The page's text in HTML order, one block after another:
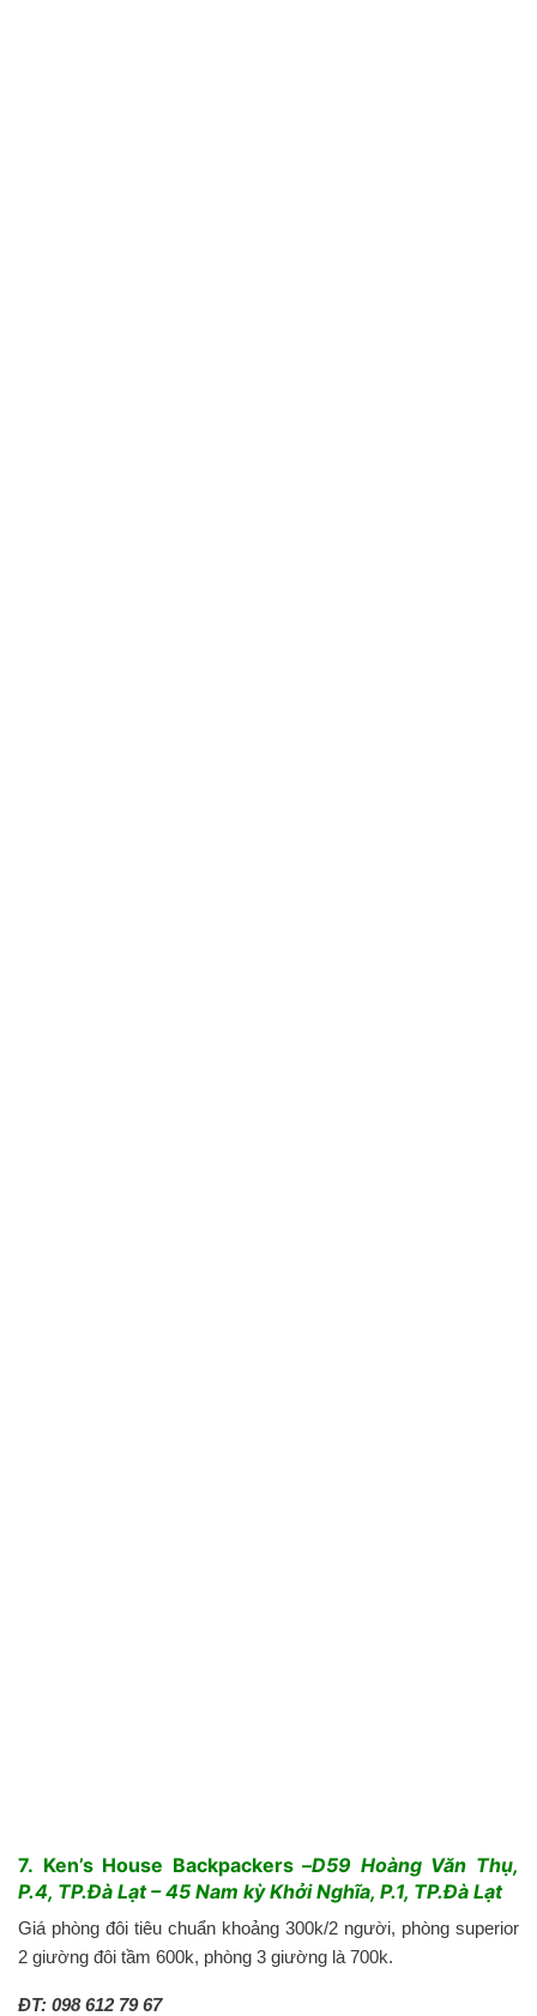
7. Ken’s House Backpackers –D59 Hoàng Văn Thụ,
P.4, TP.Đà Lạt – 45 Nam kỳ Khởi Nghĩa, P.1, TP.Đà Lạt
Giá phòng đôi tiêu chuẩn khoảng 300k/2 người, phòng superior
2 giường đôi tầm 600k, phòng 3 giường là 700k.
ĐT: 098 612 79 67